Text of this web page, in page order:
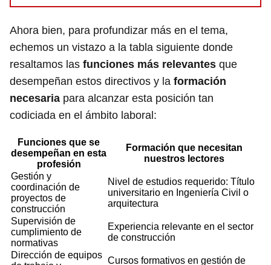
Ahora bien, para profundizar más en el tema,
echemos un vistazo a la tabla siguiente donde
resaltamos las funciones más relevantes que
desempeñan estos directivos y la formación
necesaria para alcanzar esta posición tan
codiciada en el ámbito laboral:
Funciones que se
desempeñan en esta
profesión
Formación que necesitan
nuestros lectores
Gestión y
coordinación de
proyectos de
construcción
Nivel de estudios requerido: Título
universitario en Ingeniería Civil o
arquitectura
Supervisión de
cumplimiento de
normativas
Experiencia relevante en el sector
de construcción
Dirección de equipos
Cursos formativos en gestión de